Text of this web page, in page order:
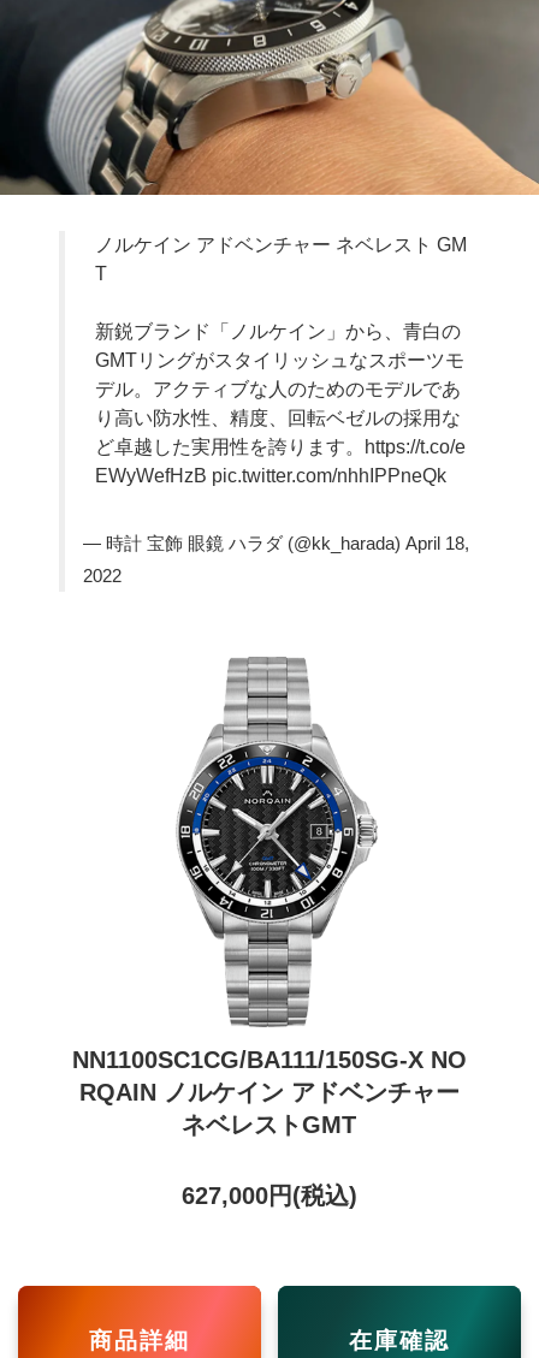
ノルケイン アドベンチャー ネベレスト GM
T
新鋭ブランド「ノルケイン」から、青白の
GMTリングがスタイリッシュなスポーツモ
デル。アクティブな人のためのモデルであ
り高い防水性、精度、回転ベゼルの採用な
ど卓越した実用性を誇ります。
https://t.co/e
EWyWefHzB pic.twitter.com/nhhIPPneQk
— 時計 宝飾 眼鏡 ハラダ (@kk_harada) April 18,
2022
NN1100SC1CG/BA111/150SG-X NO
RQAIN ノルケイン アドベンチャー
ネベレストGMT
627,000円(税込)
商品詳細 在庫確認